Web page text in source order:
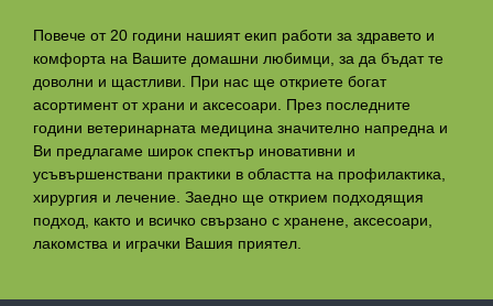
Повече от 20 години нашият екип работи за здравето и
комфорта на Вашите домашни любимци, за да бъдат те
доволни и щастливи. При нас ще откриете богат
асортимент от храни и аксесоари. През последните
години ветеринарната медицина значително напредна и
Ви предлагаме широк спектър иновативни и
усъвършенствани практики в областта на профилактикa,
хирургия и лечение. Заедно ще открием подходящия
подход, както и всичко свързано с хранене, аксесоари,
лакомства и играчки Вашия приятел.